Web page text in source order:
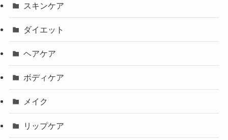
スキンケア
ダイエット
ヘアケア
ボディケア
メイク
リップケア